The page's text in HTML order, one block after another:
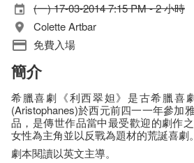
(一) 17-03-2014 7:15 PM - 2 小時
Colette Artbar
免費入場
簡介
希臘喜劇《利西翠妲》是古希臘喜
(Aristophanes)於西元前四一一年參加
品，是傳世作品當中最受歡迎的劇作
女性為主角並以反戰為題材的荒誕喜劇。
劇本閱讀以英文主導。